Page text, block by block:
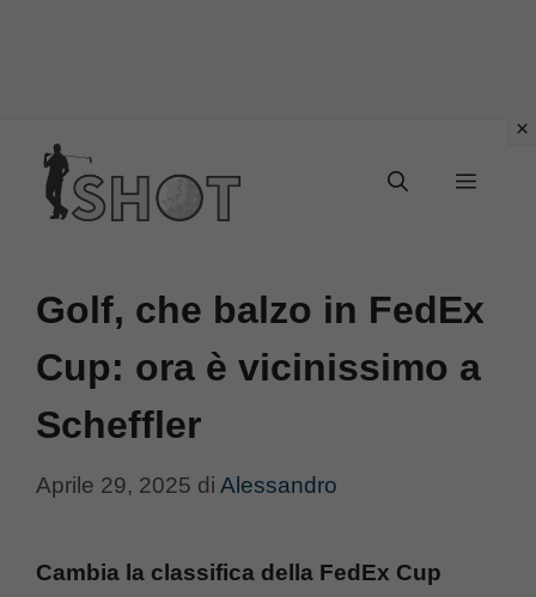
contenuto
Menu
Golf, che balzo in FedEx
Cup: ora è vicinissimo a
Scheffler
Aprile 29, 2025 di Alessandro
Cambia la classifica della FedEx Cup